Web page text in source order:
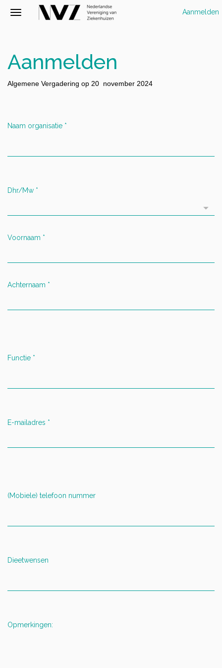
Aanmelden
Aanmelden
Algemene Vergadering op 20 november 2024
Naam organisatie *
Dhr/Mw *
Voornaam *
Achternaam *
Functie *
E-mailadres *
(Mobiele) telefoon nummer
Dieetwensen
Opmerkingen: